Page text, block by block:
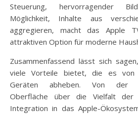
Steuerung, hervorragender
Möglichkeit, Inhalte aus
aggregieren, macht das Apple
attraktiven Option für moderne
Zusammenfassend lässt sich
viele Vorteile bietet, die es von
Geräten abheben. Von der
Oberfläche über die Vielfalt
Integration in das Apple-